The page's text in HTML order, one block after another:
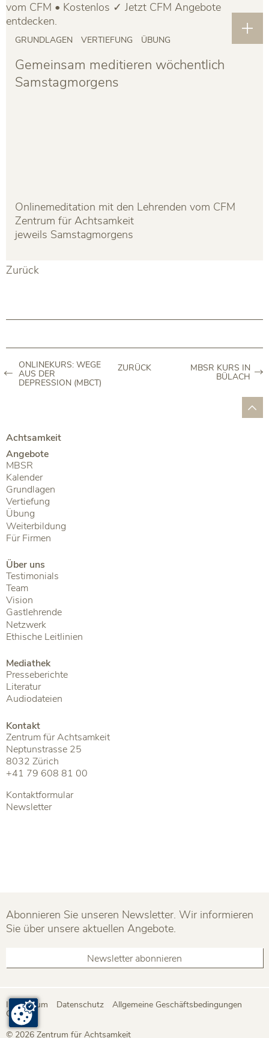
GRUNDLAGEN VERTIEFUNG ÜBUNG
Gemeinsam meditieren wöchentlich
Samstagmorgens
Onlinemeditation mit den Lehrenden vom CFM
Zentrum für Achtsamkeit
jeweils Samstagmorgens
Zurück
ONLINEKURS: WEGE
AUS DER
DEPRESSION (MBCT)
ZURÜCK MBSR KURS IN
BÜLACH
Achtsamkeit
Angebote
MBSR
Kalender
Grundlagen
Vertiefung
Übung
Weiterbildung
Für Firmen
Über uns
Testimonials
Team
Vision
Gastlehrende
Netzwerk
Ethische Leitlinien
Mediathek
Presseberichte
Literatur
Audiodateien
Kontakt
Zentrum für Achtsamkeit
Neptunstrasse 25
8032 Zürich
+41 79 608 81 00
Kontaktformular
Newsletter
Abonnieren Sie unseren Newsletter. Wir informieren
Sie über unsere aktuellen Angebote.
Newsletter abonnieren
© 2026 Zentrum für Achtsamkeit
Impressum Datenschutz Allgemeine Geschäftsbedingungen
Cookies